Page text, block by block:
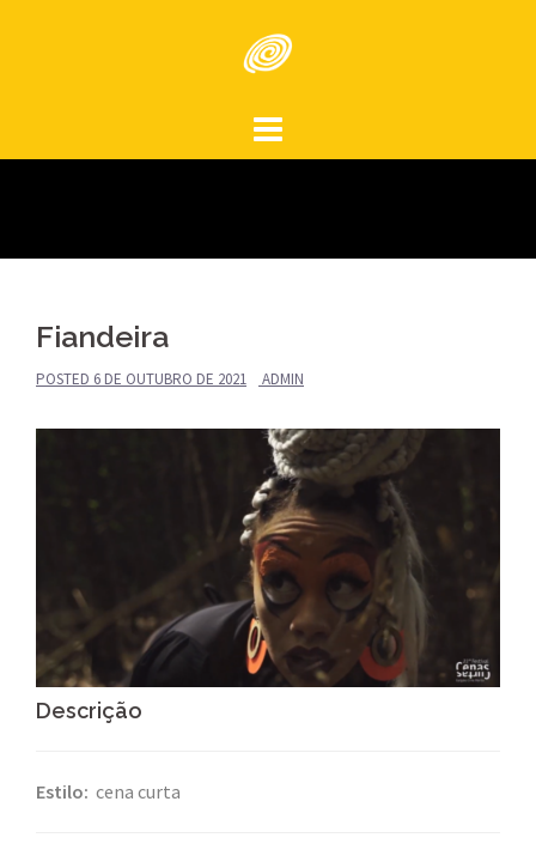
Fiandeira
POSTED 6 DE OUTUBRO DE 2021 ADMIN
Descrição
Estilo: cena curta